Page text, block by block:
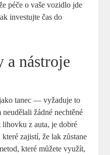
péče o vaše vozidlo jde
investujte čas do
a nástroje
tanec — vyžaduje to
žádné nechtěné
lihovku z auta, je dobré
zajistí, že lak zůstane
které můžete využít,